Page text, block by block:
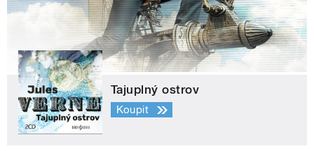
Tajuplný ostrov
Koupit